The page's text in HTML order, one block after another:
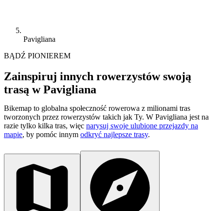
Pavigliana
BĄDŹ PIONIEREM
Zainspiruj innych rowerzystów swoją
trasą w Pavigliana
Bikemap to globalna społeczność rowerowa z milionami tras
tworzonych przez rowerzystów takich jak Ty. W Pavigliana jest na
razie tylko kilka tras, więc narysuj swoje ulubione przejazdy na
mapie, by pomóc innym odkryć najlepsze trasy.